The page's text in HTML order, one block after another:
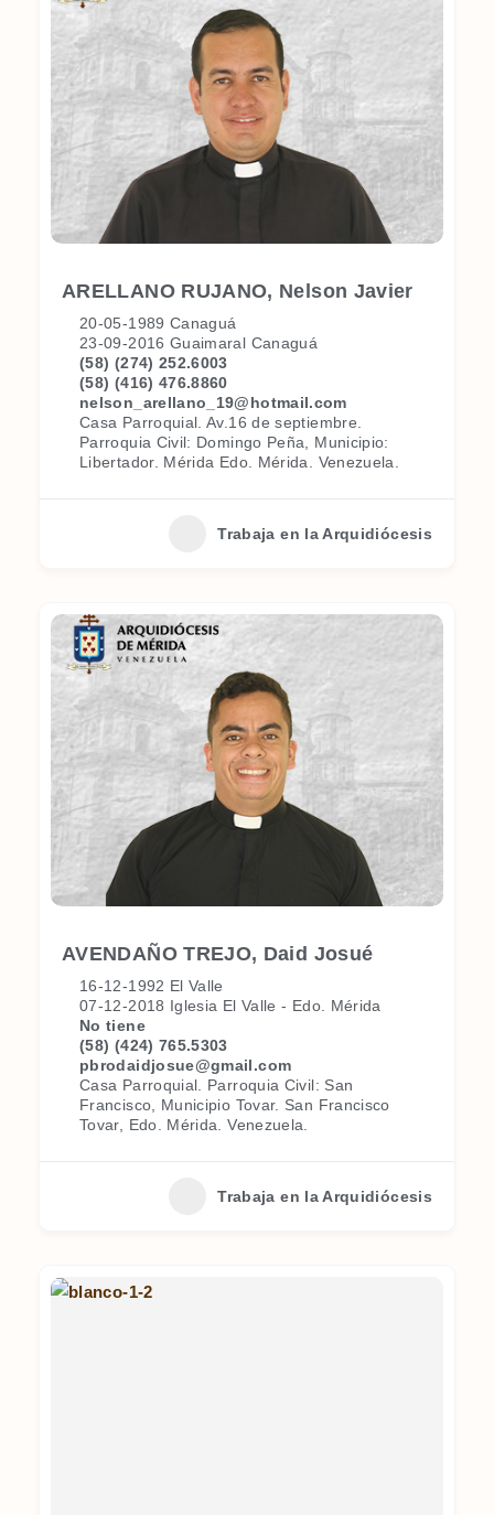
ARELLANO RUJANO, Nelson Javier
20-05-1989 Canaguá
23-09-2016 Guaimaral Canaguá
(58) (274) 252.6003
(58) (416) 476.8860
nelson_arellano_19@hotmail.com
Casa Parroquial. Av.16 de septiembre.
Parroquia Civil: Domingo Peña, Municipio:
Libertador. Mérida Edo. Mérida. Venezuela.
Trabaja en la Arquidiócesis
AVENDAÑO TREJO, Daid Josué
16-12-1992 El Valle
07-12-2018 Iglesia El Valle - Edo. Mérida
No tiene
(58) (424) 765.5303
pbrodaidjosue@gmail.com
Casa Parroquial. Parroquia Civil: San
Francisco, Municipio Tovar. San Francisco
Tovar, Edo. Mérida. Venezuela.
Trabaja en la Arquidiócesis